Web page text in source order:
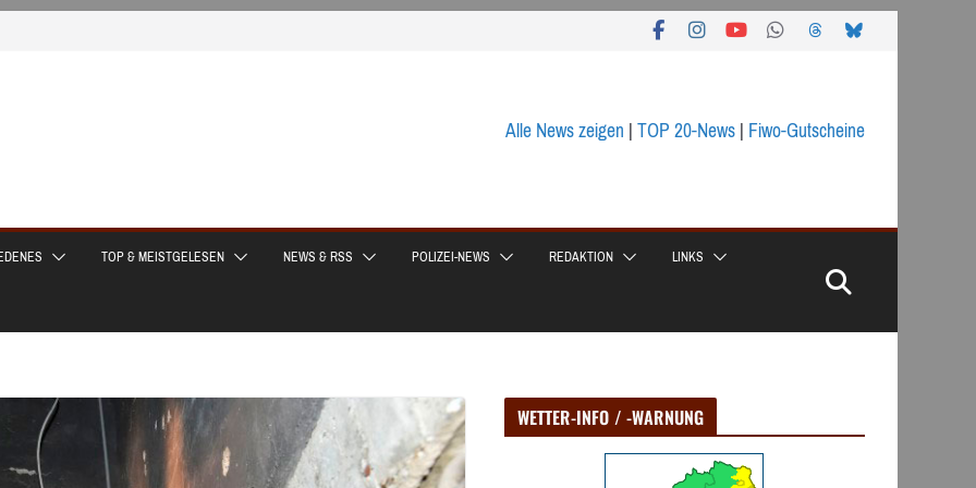
Alle News zeigen|TOP 20-News|Fiwo-Gutscheine
TOP & MEISTGELESEN NEWS & RSS POLIZEI-NEWS REDAKTION LINKS
WETTER-INFO / -WARNUNG